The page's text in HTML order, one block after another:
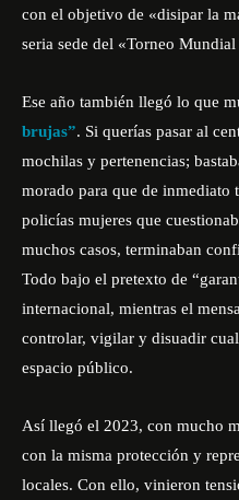
con el objetivo de «disipar la
seria sede del «Torneo
Ese año también llegó lo que
brujas”. Si querías pasar al
mochilas y pertenencias;
morado para que de inmediato
policías mujeres que
muchos casos, terminaban
Todo bajo el pretexto de
internacional, mientras el
controlar, vigilar y disuadir
espacio público.
Así llegó el 2023, con mucho
con la misma protección y
locales. Con ello, vinieron